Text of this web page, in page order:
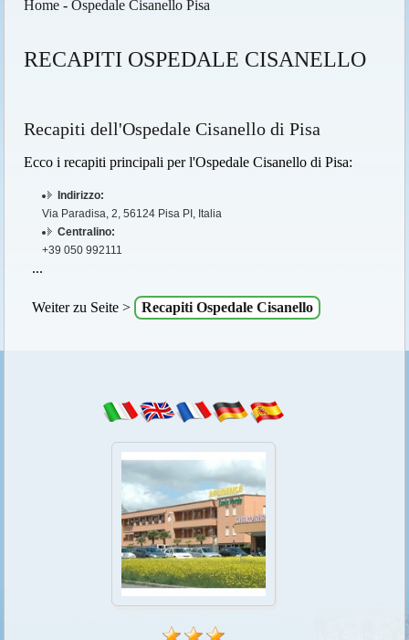
Home -Ospedale Cisanello Pisa
RECAPITI OSPEDALE CISANELLO
Recapiti dell'Ospedale Cisanello di Pisa
Ecco i recapiti principali per l'Ospedale Cisanello di Pisa:
Indirizzo:
Via Paradisa, 2, 56124 Pisa PI, Italia
Centralino:
+39 050 992111
...
Weiter zu Seite > Recapiti Ospedale Cisanello